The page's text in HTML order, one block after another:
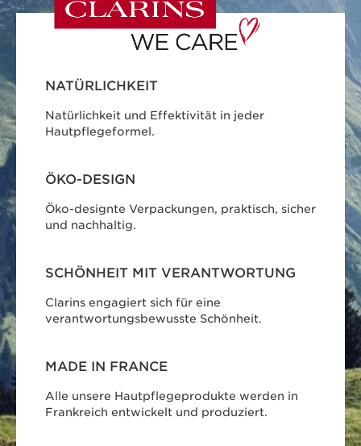
NATÜRLICHKEIT
Natürlichkeit und Effektivität in jeder
Hautpflegeformel.
ÖKO-DESIGN
Öko-designte Verpackungen, praktisch, sicher
und nachhaltig.
SCHÖNHEIT MIT VERANTWORTUNG
Clarins engagiert sich für eine
verantwortungsbewusste Schönheit.
MADE IN FRANCE
Alle unsere Hautpflegeprodukte werden in
Frankreich entwickelt und produziert.